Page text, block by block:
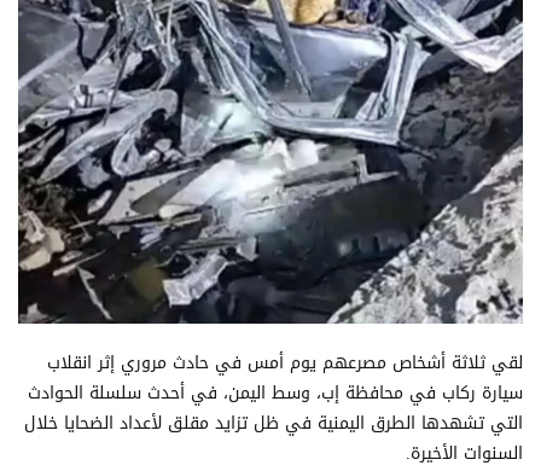
لقي ثلاثة أشخاص مصرعهم يوم أمس في حادث مروري إثر انقلاب
سيارة ركاب في محافظة إب، وسط اليمن، في أحدث سلسلة الحوادث
التي تشهدها الطرق اليمنية في ظل تزايد مقلق لأعداد الضحايا خلال
السنوات الأخيرة.